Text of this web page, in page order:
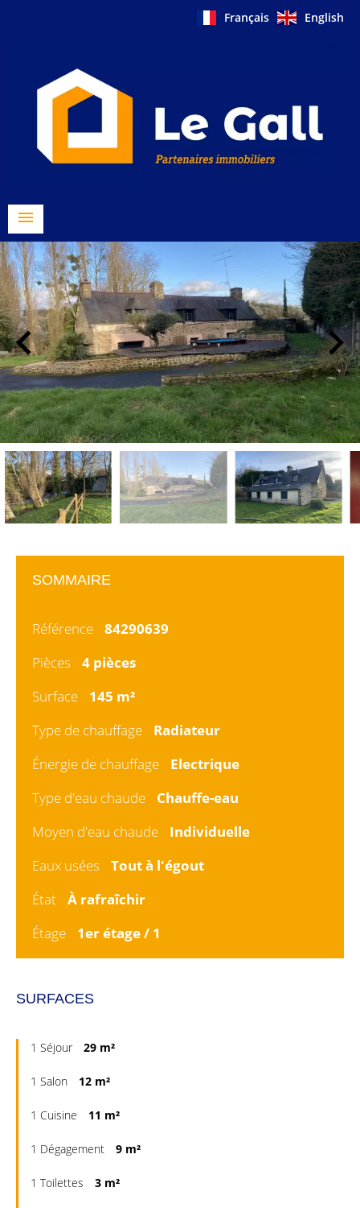
Français English
SOMMAIRE
Référence
84290639
Pièces
4 pièces
Surface
145 m²
Type de chauffage
Radiateur
Énergie de chauffage
Electrique
Type d'eau chaude
Chauffe-eau
Moyen d'eau chaude
Individuelle
Eaux usées
Tout à l'égout
État
À rafraîchir
Étage
1er étage / 1
SURFACES
1 Séjour 29 m²
1 Salon 12 m²
1 Cuisine 11 m²
1 Dégagement 9 m²
1 Toilettes 3 m²